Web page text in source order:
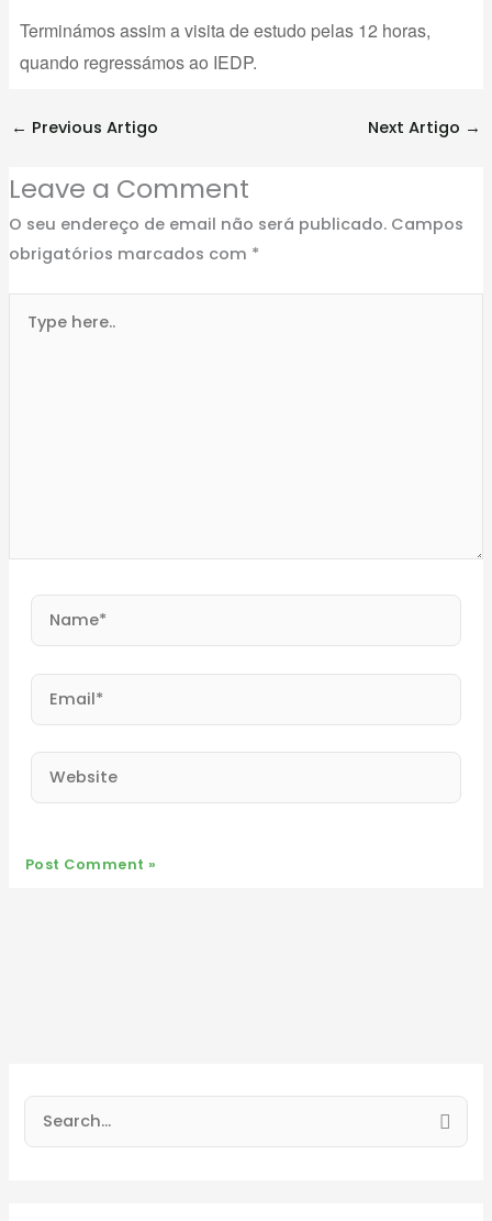
Terminámos assim a visita de estudo pelas 12 horas,
quando regressámos ao IEDP.
← Previous Artigo Next Artigo →
Leave a Comment
O seu endereço de email não será publicado. Campos
obrigatórios marcados com *
here..
Name*
Email*
Website